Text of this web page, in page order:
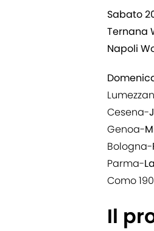
Sabato
Ternana
Napoli
Cesena-
Genoa-
Bologna-
Parma-
Como
Il